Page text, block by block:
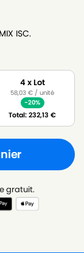
ISC.
4 x Lot
58,03€ / unité
-20%
Total:232,13€
gratuit.